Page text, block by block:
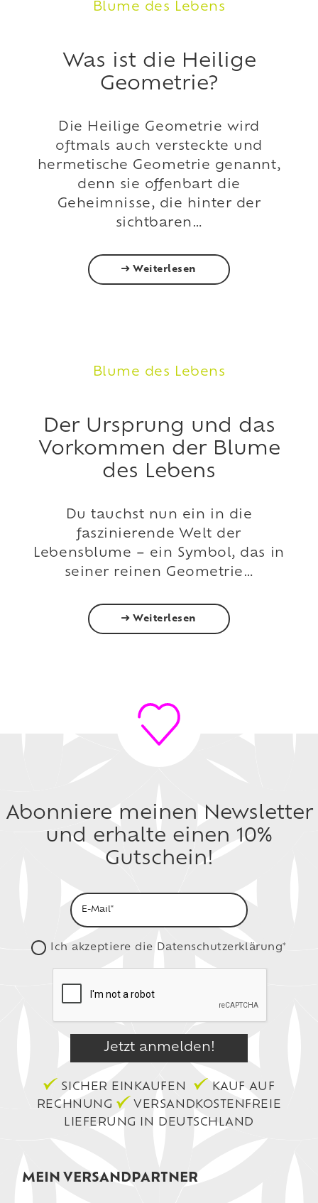
Blume des Lebens
Was ist die Heilige
Geometrie?
Die Heilige Geometrie wird
oftmals auch versteckte und
hermetische Geometrie genannt,
denn sie offenbart die
Geheimnisse, die hinter der
sichtbaren…
Weiterlesen
Blume des Lebens
Der Ursprung und das
Vorkommen der Blume
des Lebens
Du tauchst nun ein in die
faszinierende Welt der
Lebensblume – ein Symbol, das in
seiner reinen Geometrie…
Weiterlesen
Abonniere meinen Newsletter
und erhalte einen 10%
Gutschein!
Ich akzeptiere die Datenschutzerklärung*
SICHER EINKAUFEN
KAUF AUF
RECHNUNG
VERSANDKOSTENFREIE
LIEFERUNG IN DEUTSCHLAND
MEIN VERSANDPARTNER